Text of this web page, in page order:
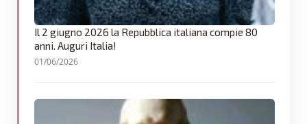
Il 2 giugno 2026 la Repubblica italiana compie 80
anni. Auguri Italia!
01/06/2026